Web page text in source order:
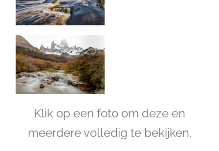
Klik op een foto om deze en
meerdere volledig te bekijken.